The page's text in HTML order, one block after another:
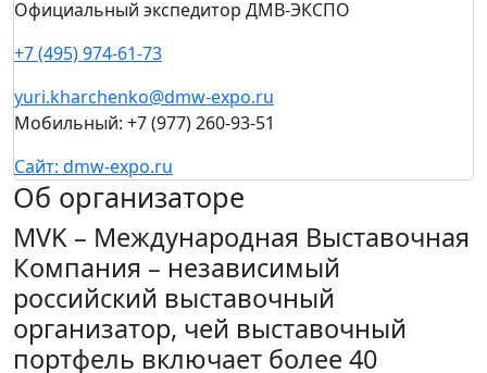
Мария Пакскина
Бухгалтер
+7 (495) 843-54-23
доб. 6503
Maria.Pakskina@mvk.ru